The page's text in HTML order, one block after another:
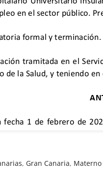
, Gran Canaria,